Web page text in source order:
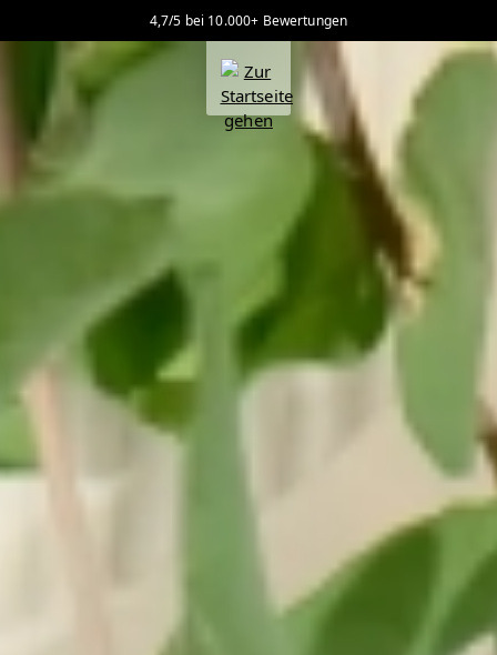
4,7/5 bei 10.000+ Bewertungen